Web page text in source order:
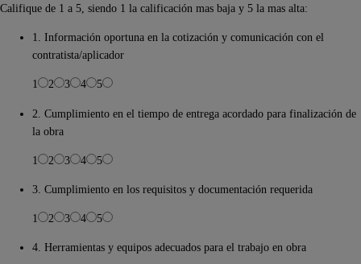
Califique de 1 a 5, siendo 1 la calificación mas baja y 5 la mas alta:
1. Información oportuna en la cotización y comunicación con el
contratista/aplicador
1 2 3 4 5
2. Cumplimiento en el tiempo de entrega acordado para finalización de
la obra
1 2 3 4 5
3. Cumplimiento en los requisitos y documentación requerida
1 2 3 4 5
4. Herramientas y equipos adecuados para el trabajo en obra